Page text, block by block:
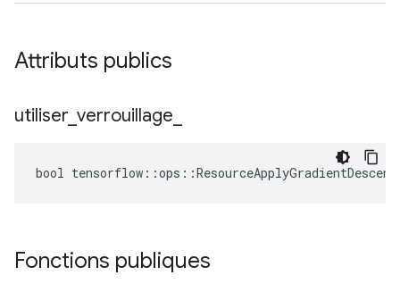
Attributs publics
utiliser verrouillage
bool
Fonctions publiques